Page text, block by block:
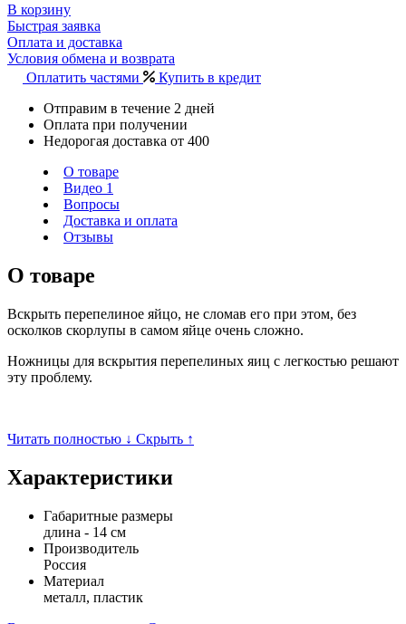
В корзину
Быстрая заявка
Оплата и доставка
Условия обмена и возврата
Оплатить частями
Купить в кредит
Отправим в течение 2 дней
Оплата при получении
Недорогая доставка от 400
О товаре
Видео 1
Вопросы
Доставка и оплата
Отзывы
О товаре
Вскрыть перепелиное яйцо, не сломав его при этом, без
осколков скорлупы в самом яйце очень сложно.
Ножницы для вскрытия перепелиных яиц с легкостью решают
эту проблему.
Читать полностью ↓ Скрыть ↑
Характеристики
Габаритные размеры
длина - 14 см
Производитель
Россия
Материал
металл, пластик